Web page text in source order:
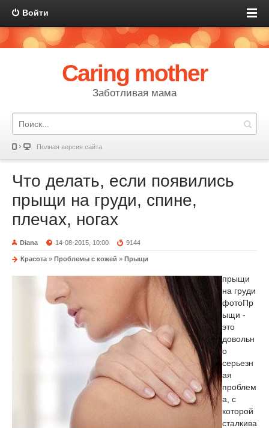
Войти
Caring mother
Заботливая мама
Полная версия сайта
Что делать, если появились
прыщи на груди, спине,
плечах, ногах
Diana 14-08-2015, 10:00 9144
Красота » Проблемы с кожей » Прыщи
прыщи
на груди
фотоПр
ыщи -
это
довольн
о
серьезн
ая
проблем
а, с
которой
сталкива